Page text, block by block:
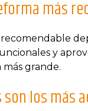
más
y
grande.
son los más